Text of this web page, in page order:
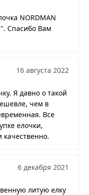
NORDMAN
Спасибо Вам
16 августа 2022
Я давно о такой
чем в
Все
елочки,
6 декабря 2021
литую елку